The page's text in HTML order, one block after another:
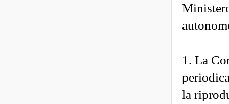
1. La
la